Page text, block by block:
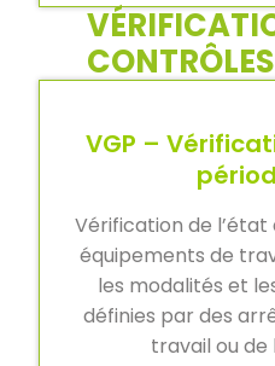
CONTRÔLES
VGP –
Vérification de
équipements de
les modalités et
définies par des
travail ou de